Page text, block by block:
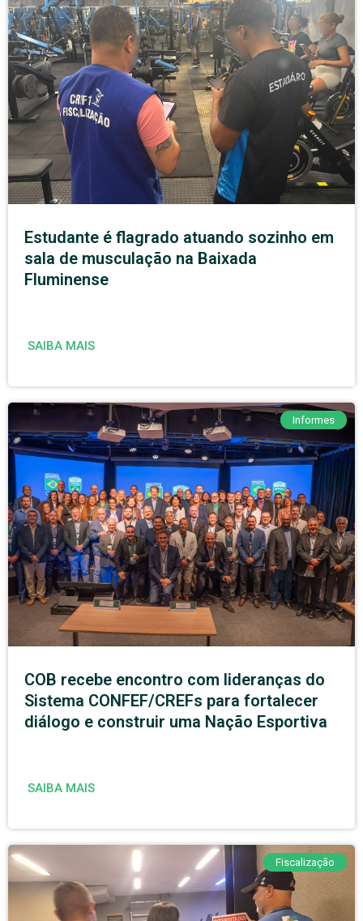
Estudante é flagrado atuando sozinho em
sala de musculação na Baixada
Fluminense
SAIBA MAIS
Informes
COB recebe encontro com lideranças do
Sistema CONFEF/CREFs para fortalecer
diálogo e construir uma Nação Esportiva
SAIBA MAIS
Fiscalização